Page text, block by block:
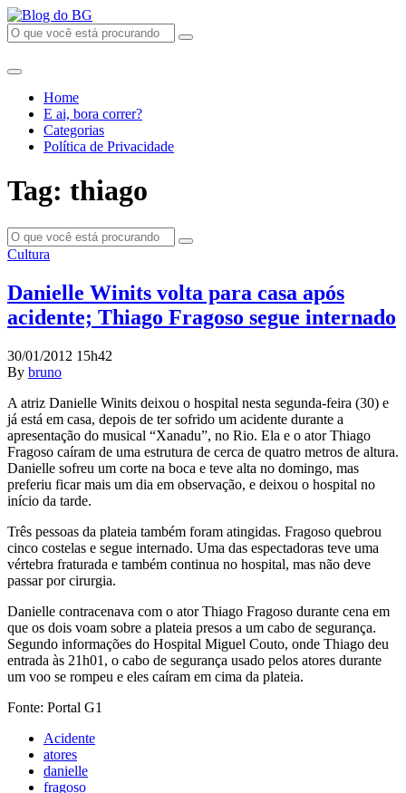
Home
E ai, bora correr?
Categorias
Política de Privacidade
Tag: thiago
Cultura
Danielle Winits volta para casa após
acidente; Thiago Fragoso segue internado
30/01/2012 15h42
By bruno
A atriz Danielle Winits deixou o hospital nesta segunda-feira (30) e
já está em casa, depois de ter sofrido um acidente durante a
apresentação do musical “Xanadu”, no Rio. Ela e o ator Thiago
Fragoso caíram de uma estrutura de cerca de quatro metros de altura.
Danielle sofreu um corte na boca e teve alta no domingo, mas
preferiu ficar mais um dia em observação, e deixou o hospital no
início da tarde.
Três pessoas da plateia também foram atingidas. Fragoso quebrou
cinco costelas e segue internado. Uma das espectadoras teve uma
vértebra fraturada e também continua no hospital, mas não deve
passar por cirurgia.
Danielle contracenava com o ator Thiago Fragoso durante cena em
que os dois voam sobre a plateia presos a um cabo de segurança.
Segundo informações do Hospital Miguel Couto, onde Thiago deu
entrada às 21h01, o cabo de segurança usado pelos atores durante
um voo se rompeu e eles caíram em cima da plateia.
Fonte: Portal G1
Acidente
atores
danielle
fragoso